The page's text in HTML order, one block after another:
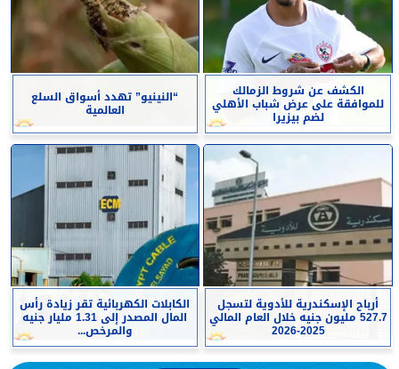
الكشف عن شروط الزمالك
للموافقة على عرض شباب الأهلي
لضم بيزيرا
“النينيو” تهدد أسواق السلع
العالمية
أرباح الإسكندرية للأدوية لتسجل
527.7 مليون جنيه خلال العام المالي
2025-2026
الكابلات الكهربائية تقر زيادة رأس
المال المصدر إلى 1.31 مليار جنيه
والمرخص...